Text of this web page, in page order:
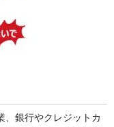
、銀行やクレジットカ